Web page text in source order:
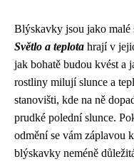
Blýskavky jsou jako malé
Světlo a teplota hrají v
jak bohatě budou kvést a
rostliny milují slunce a
stanovišti, kde na ně
prudké polední slunce.
odmění se vám záplavou
blýskavky neméně